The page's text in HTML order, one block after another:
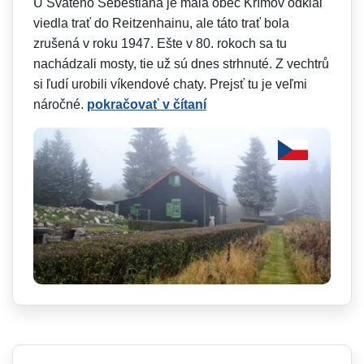
U Svatého Šebestiána je malá obec Křímov odkiaľ
viedla trať do Reitzenhainu, ale táto trať bola
zrušená v roku 1947. Ešte v 80. rokoch sa tu
nachádzali mosty, tie už sú dnes strhnuté. Z vechtrů
si ľudí urobili víkendové chaty. Prejsť tu je veľmi
náročné. pokračovať v čítaní